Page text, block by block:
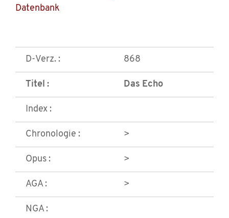
Datenbank
D-Verz. : 868
Titel : Das Echo
Index :
Chronologie : >
Opus : >
AGA : >
NGA :